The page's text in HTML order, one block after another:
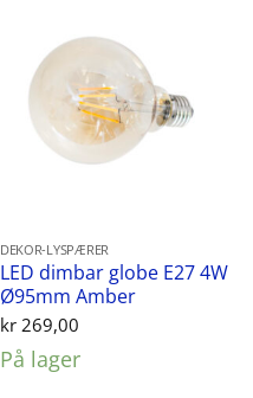
DEKOR-LYSPÆRER
LED dimbar globe E27 4W
Ø95mm Amber
kr269,00
På lager